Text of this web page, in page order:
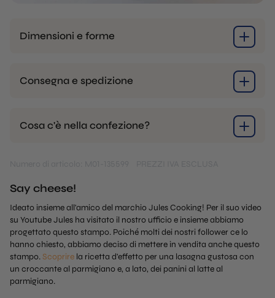
Dimensioni e forme
Consegna e spedizione
Cosa c'è nella confezione?
Say cheese!
Ideato insieme all'amico del marchio Jules Cooking! Per il suo video
su Youtube Jules ha visitato il nostro ufficio e insieme abbiamo
progettato questo stampo. Poiché molti dei nostri follower ce lo
hanno chiesto, abbiamo deciso di mettere in vendita anche questo
stampo.Scoprire la ricetta d'effetto per una lasagna gustosa con
un croccante al parmigiano e, a lato, dei panini al latte al
parmigiano.